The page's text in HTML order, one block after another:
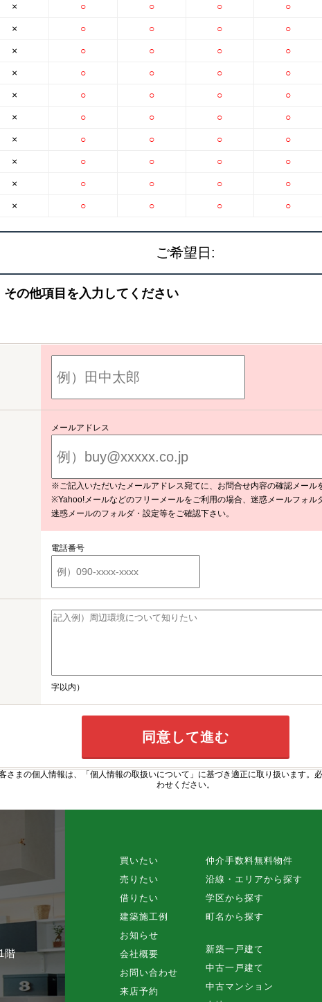
×
×
×
×
×
×
×
×
×
×
○
○
○
○
○
○
○
○
○
○
○
○
○
○
○
○
○
○
○
○
○
○
○
○
○
○
○
○
○
○
○
○
○
○
○
○
○
○
○
○
ご希望日:
その他項目を入力してください
メールアドレス
※ご記入いただいたメールアドレス宛てに、お問合せ内容の確認メール
※Yahoo!メールなどのフリーメールをご利用の場合、迷惑メールフォル
迷惑メールのフォルダ・設定等をご確認下さい。
電話番号
字以内）
まの個人情報は、 「個人情報の取扱いについて」 に基づき適正に取り扱います。
わせください。
階
買いたい
売りたい
借りたい
建築施工例
お知らせ
会社概要
お問い合わせ
来店予約
仲介手数料無料物件
沿線・エリアから探す
学区から探す
町名から探す
新築一戸建て
中古一戸建て
中古マンション